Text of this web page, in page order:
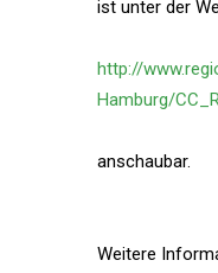
ist unter der
http://
Hamburg/
anschaubar.
Weitere